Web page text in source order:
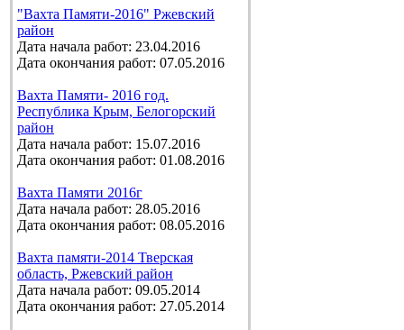
"Вахта Памяти-2016" Ржевский
район
Дата начала работ: 23.04.2016
Дата окончания работ: 07.05.2016
Вахта Памяти- 2016 год.
Республика Крым, Белогорский
район
Дата начала работ: 15.07.2016
Дата окончания работ: 01.08.2016
Вахта Памяти 2016г
Дата начала работ: 28.05.2016
Дата окончания работ: 08.05.2016
Вахта памяти-2014 Тверская
область, Ржевский район
Дата начала работ: 09.05.2014
Дата окончания работ: 27.05.2014